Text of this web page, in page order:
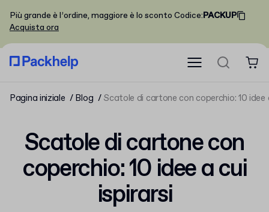
Più grande è l’ordine, maggiore è lo sconto Codice:PACKUP
Acquista ora
Pagina iniziale Blog Scatole di cartone con coperchio: 10 idee
Scatole di cartone con
coperchio: 10 idee a cui
ispirarsi